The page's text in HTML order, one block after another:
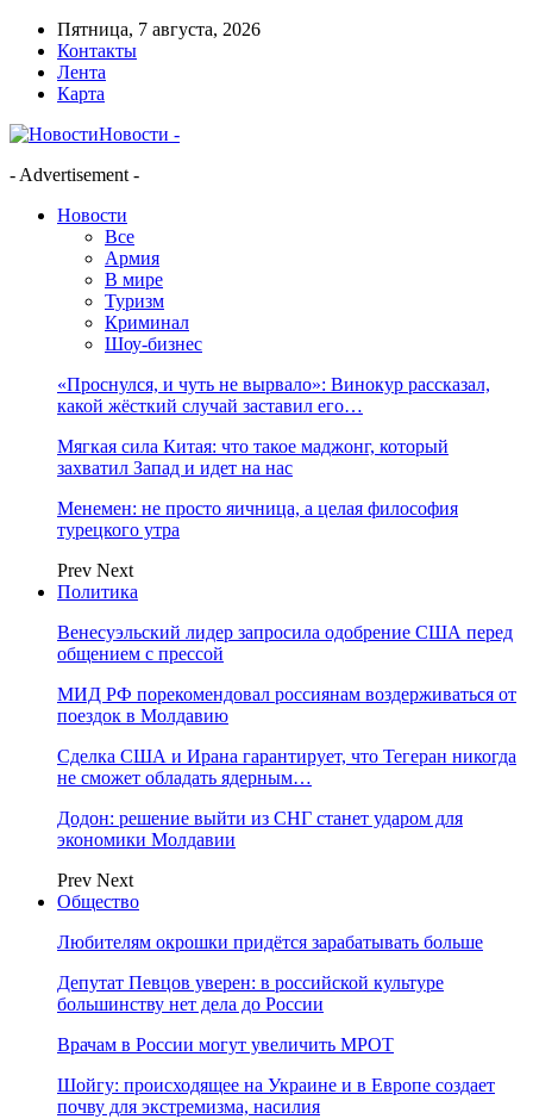
Пятница, 7 августа, 2026
Контакты
Лента
Карта
Новости -
- Advertisement -
Новости
Все
Армия
В мире
Туризм
Криминал
Шоу-бизнес
«Проснулся, и чуть не вырвало»: Винокур рассказал,
какой жёсткий случай заставил его…
Мягкая сила Китая: что такое маджонг, который
захватил Запад и идет на нас
Менемен: не просто яичница, а целая философия
турецкого утра
Prev Next
Политика
Венесуэльский лидер запросила одобрение США перед
общением с прессой
МИД РФ порекомендовал россиянам воздерживаться от
поездок в Молдавию
Сделка США и Ирана гарантирует, что Тегеран никогда
не сможет обладать ядерным…
Додон: решение выйти из СНГ станет ударом для
экономики Молдавии
Prev Next
Общество
Любителям окрошки придётся зарабатывать больше
Депутат Певцов уверен: в российской культуре
большинству нет дела до России
Врачам в России могут увеличить МРОТ
Шойгу: происходящее на Украине и в Европе создает
почву для экстремизма, насилия